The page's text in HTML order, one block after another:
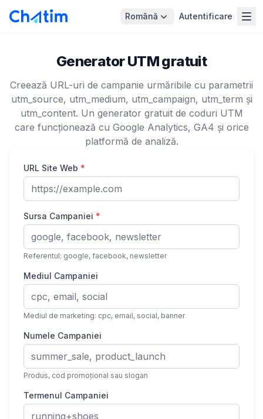
Română Autentificare
Generator UTM gratuit
Creează URL-uri de campanie urmăribile cu parametrii
utm_source, utm_medium, utm_campaign, utm_term și
utm_content. Un generator gratuit de coduri UTM
care funcționează cu Google Analytics, GA4 și orice
platformă de analiză.
URL Site Web *
Sursa Campaniei *
Referentul: google, facebook, newsletter
Mediul Campaniei
Mediul de marketing: cpc, email, social, banner
Numele Campaniei
Produs, cod promoțional sau slogan
Termenul Campaniei